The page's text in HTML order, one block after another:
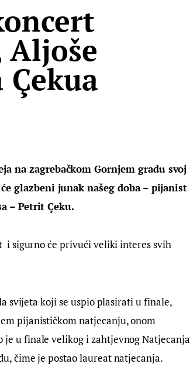
na zagrebačkom Gornjem gradu svoj
glazbeni junak našeg doba – pijanist
– Petrit Çeku.
i sigurno će privući veliki interes svih
svijeta koji se uspio plasirati u finale,
pijanističkom natjecanju, onom
je u finale velikog i zahtjevnog Natjecanja
čime je postao laureat natjecanja.